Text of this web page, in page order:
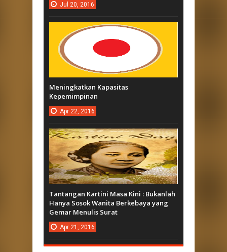
Jul 20, 2016
Meningkatkan Kapasitas
Kepemimpinan
Apr 22, 2016
Tantangan Kartini Masa Kini : Bukanlah
Hanya Sosok Wanita Berkebaya yang
Gemar Menulis Surat
Apr 21, 2016